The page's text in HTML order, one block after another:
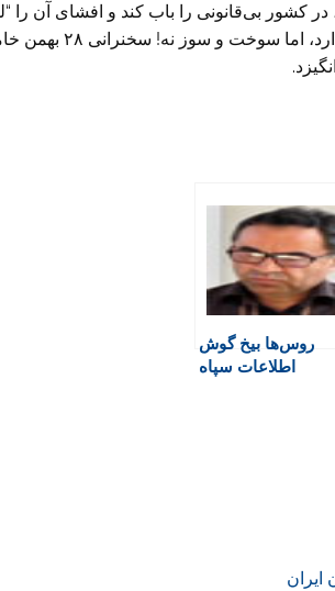
کشور بی‌قانونی را باب کند و ‏افشای آن را
بنامد، خود قربانی فضای قلدرسالاری
روس‌ها بیخ گوش
اطلاعات سپاه
ایران